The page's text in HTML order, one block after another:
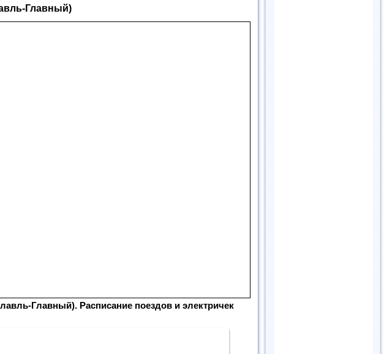
Главный)
Главный). Расписание поездов и электричек